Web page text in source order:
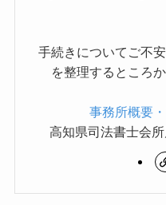
手続きについてご不
を整理するところ
事務所概要
高知県司法書士会